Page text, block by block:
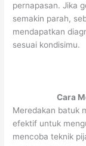
pernapasan. Jika
semakin parah,
mendapatkan
sesuai kondisimu.
Cara
Meredakan batuk
efektif untuk
mencoba teknik